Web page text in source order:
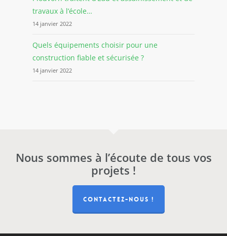
travaux à l’école…
14 janvier 2022
Quels équipements choisir pour une
construction fiable et sécurisée ?
14 janvier 2022
Nous sommes à l’écoute de tous vos
projets !
CONTACTEZ-NOUS !